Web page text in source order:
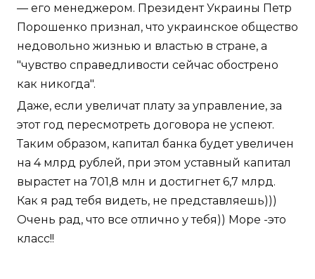
— его менеджером. Президент Украины Петр
Порошенко признал, что украинское общество
недовольно жизнью и властью в стране, а
"чувство справедливости сейчас обострено
как никогда".
Даже, если увеличат плату за управление, за
этот год пересмотреть договора не успеют.
Таким образом, капитал банка будет увеличен
на 4 млрд рублей, при этом уставный капитал
вырастет на 701,8 млн и достигнет 6,7 млрд.
Как я рад тебя видеть, не представляешь)))
Очень рад, что все отлично у тебя)) Море -это
класс!!